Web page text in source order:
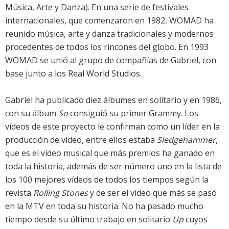
Música, Arte y Danza). En una serie de festivales
internacionales, que comenzaron en 1982, WOMAD ha
reunido música, arte y danza tradicionales y modernos
procedentes de todos los rincones del globo. En 1993
WOMAD se unió al grupo de compañías de Gabriel, con
base junto a los Real World Studios.
Gabriel ha publicado diez álbumes en solitario y en 1986,
con su álbum Soconsiguió su primer Grammy. Los
vídeos de este proyecto le confirman como un líder en la
producción de vídeo, entre ellos estaba Sledgehammer,
que es el vídeo musical que más premios ha ganado en
toda la historia, además de ser número uno en la lista de
los 100 mejores vídeos de todos los tiempos según la
revista Rolling Stonesy de ser el vídeo que más se pasó
en la MTV en toda su historia. No ha pasado mucho
tiempo desde su último trabajo en solitario Upcuyos